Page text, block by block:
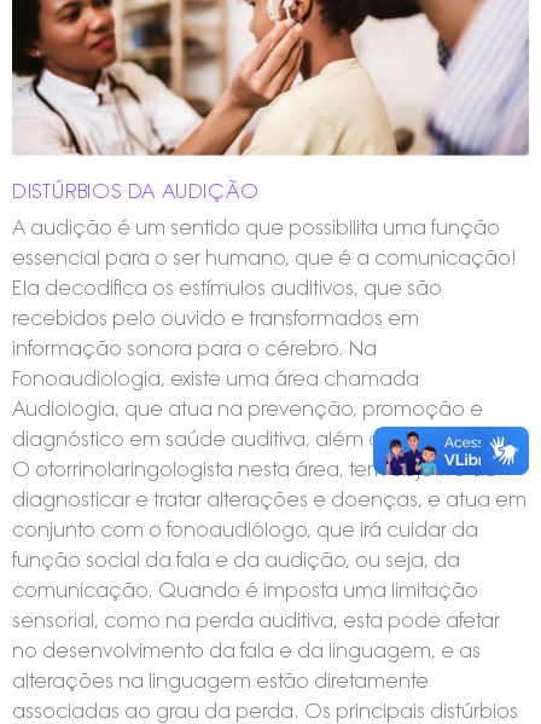
DISTÚRBIOS DA AUDIÇÃO
A audição é um sentido que possibilita uma função
essencial para o ser humano, que é a comunicação!
Ela decodifica os estímulos auditivos, que são
recebidos pelo ouvido e transformados em
informação sonora para o cérebro. Na
Fonoaudiologia, existe uma área chamada
Audiologia, que atua na prevenção, promoção e
diagnóstico em saúde auditiva, além da reabilitação.
O otorrinolaringologista nesta área, tem objetivo de
diagnosticar e tratar alterações e doenças, e atua em
conjunto com o fonoaudiólogo, que irá cuidar da
função social da fala e da audição, ou seja, da
comunicação. Quando é imposta uma limitação
sensorial, como na perda auditiva, esta pode afetar
no desenvolvimento da fala e da linguagem, e as
alterações na linguagem estão diretamente
associadas ao grau da perda. Os principais distúrbios